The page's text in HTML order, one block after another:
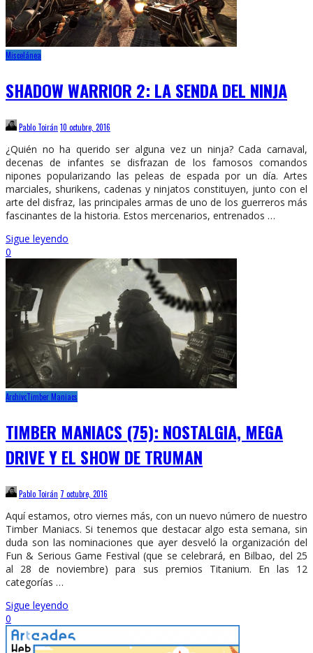
Miscelánea
SHADOW WARRIOR 2: LA SENDA DEL NINJA
Pablo Toirán 10 octubre, 2016
¿Quién no ha querido ser alguna vez un ninja? Cada carnaval,
decenas de infantes se disfrazan de los famosos comandos
nipones popularizando las peleas de espada por un día. Artes
marciales, shurikens, cadenas y ninjatos constituyen, junto con el
arte del disfraz, las principales armas de uno de los guerreros más
fascinantes de la historia. Estos mercenarios, entrenados …
Sigue leyendo
0
ArchivoTimber Maniacs
TIMBER MANIACS (75): NOSTALGIA, MEGA
DRIVE Y EL SHOW DE TRUMAN
Pablo Toirán 7 octubre, 2016
Aquí estamos, otro viernes más, con un nuevo número de nuestro
Timber Maniacs. Si tenemos que destacar algo esta semana, sin
duda son las nominaciones que ayer desveló la organización del
Fun & Serious Game Festival (que se celebrará, en Bilbao, del 25
al 28 de noviembre) para sus premios Titanium. En las 12
categorías …
Sigue leyendo
0